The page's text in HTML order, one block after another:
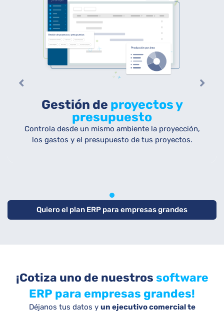
Gestión de proyectos y
presupuesto
Controla desde un mismo ambiente la proyección,
los gastos y el presupuesto de tus proyectos.
1 2 3
Quiero el plan ERP para empresas grandes
¡Cotiza uno de nuestros software
ERP para empresas grandes!
Déjanos tus datos y un ejecutivo comercial te